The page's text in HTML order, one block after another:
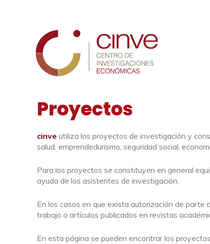
Proyectos
cinve utiliza los proyectos de investigación y
salud, emprendedurismo, seguridad social,
Para los proyectos se constituyen en general
ayuda de los asistentes de investigación.
En los casos en que exista autorización de
trabajo o artículos publicados en revistas
En esta página se pueden encontrar los